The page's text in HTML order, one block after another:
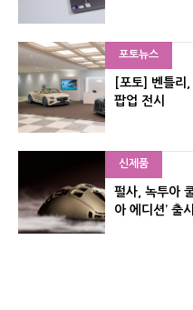
포토뉴스
[포토] 벤틀리
팝업 전시
신제품
펄사, 녹투아
아 에디션’ 출시